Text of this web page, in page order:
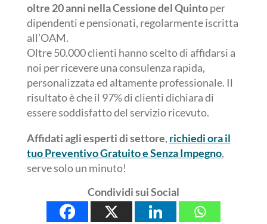
oltre 20 anni nella Cessione del Quintoper
dipendenti e pensionati, regolarmente iscritta
all’OAM.
Oltre 50.000 clienti hanno scelto di affidarsi a
noi per ricevere una consulenza rapida,
personalizzata ed altamente professionale. Il
risultato è che il 97% di clienti dichiara di
essere soddisfatto del servizio ricevuto.
Affidati agli esperti di settore, richiedi ora il
tuo Preventivo Gratuito e Senza Impegno,
serve solo un minuto!
Condividi sui Social